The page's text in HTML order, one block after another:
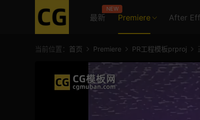
最新
NEW
Premiere After
当前位置： 首页 Premiere PR工程模板prproj